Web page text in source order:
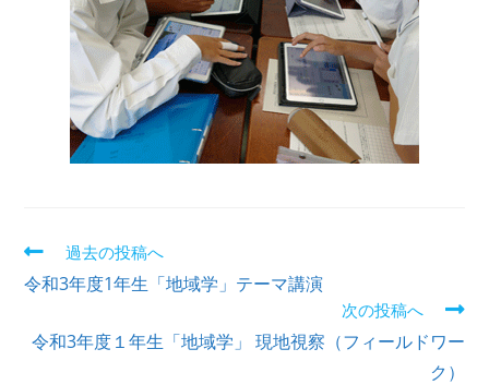
過去の投稿へ
令和3年度1年生「地域学」テーマ講演
次の投稿へ
令和3年度１年生「地域学」 現地視察（フィールドワー
ク）